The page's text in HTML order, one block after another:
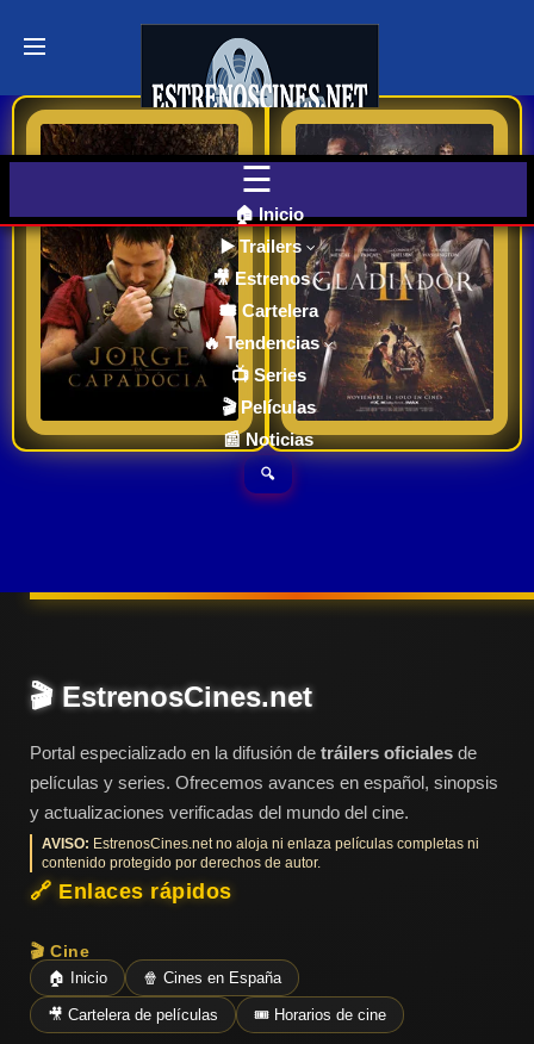
Últimos
🎬 VER
AHORA
Cartelera
de Cine
Hoy
Próximos
Estrenos
en Cines
en
📺 VER
SERIES
Series
de TV y
Streaming
Plataformas
Streaming
🏠 Inicio
▶️ Trailers
🎥 Estrenos
🎟️ Cartelera
🔥 Tendencias
📺 Series
🎬 Películas
📰 Noticias
🔍
San Jorge: curiosidades y reparto
desafío inesperado
cuando su hija Marielle
(Laeni Geiseler)
desarrolla de repente
habilidades
telepáticas. La
pequeña puede
escuchar
6.9
20226
Gladiator 2 | Trailer oficial español | 2024 estrenos – cines
presenciar la muerte
del admirado héroe
Máximo a manos de
su tío, Lucio se ve
forzado a entrar en el
Coliseo tras ser testigo
de la conquista de su
hogar por parte de los
fuerza y el honor que
devuelvan al pueblo la
gloria perdida de
Roma.
6.8
2024
Ver TraiLer
🎬 EstrenosCines.net
Portal especializado en la difusión de tráilers oficiales de
películas y series. Ofrecemos avances en español, sinopsis
y actualizaciones verificadas del mundo del cine.
AVISO: EstrenosCines.net no aloja ni enlaza películas completas ni
contenido protegido por derechos de autor.
🔗 Enlaces rápidos
🎬 Cine
🏠 Inicio 🍿 Cines en España
🎥 Cartelera de películas 🎟️ Horarios de cine